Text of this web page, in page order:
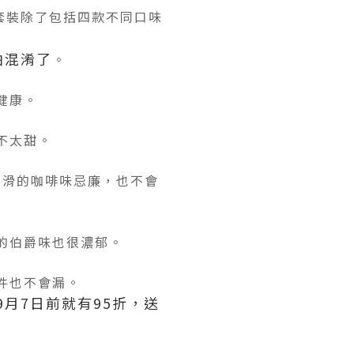
除了包括四款不同口味
淆了 。
康。
太甜。
的咖啡味忌廉，也不會
爵味也很濃郁。
也不會漏。
7日前就有95折，送